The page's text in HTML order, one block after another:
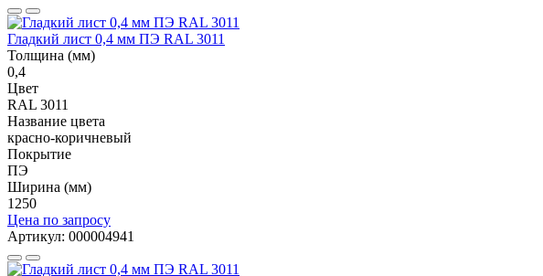
Гладкий лист 0,4 мм ПЭ RAL 3011
Толщина (мм)
0,4
Цвет
RAL 3011
Название цвета
красно-коричневый
Покрытие
ПЭ
Ширина (мм)
1250
Цена по запросу
Артикул: 000004941